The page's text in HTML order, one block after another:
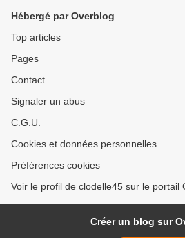
Hébergé par Overblog
Top articles
Pages
Contact
Signaler un abus
C.G.U.
Cookies et données personnelles
Préférences cookies
Voir le profil de clodelle45 sur le portail
Créer un blog sur